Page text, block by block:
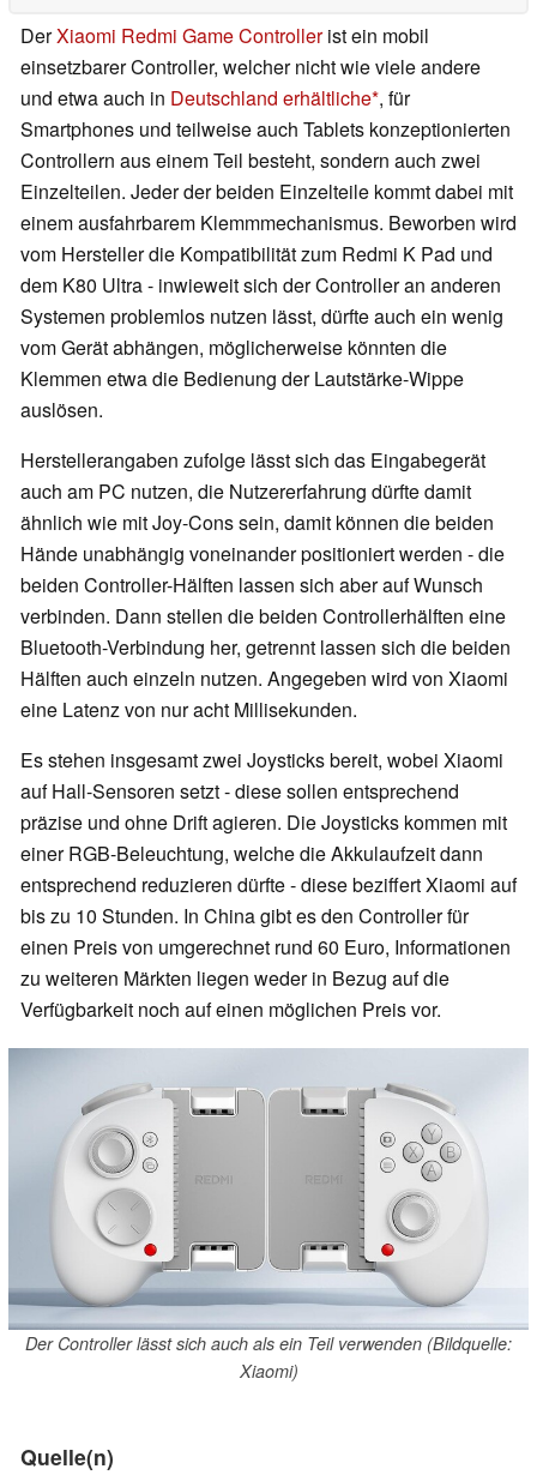
DerXiaomi Redmi Game Controllerist ein mobil
einsetzbarer Controller, welcher nicht wie viele andere
und etwa auch in Deutschland erhältliche , für
Smartphones und teilweise auch Tablets konzeptionierten
Controllern aus einem Teil besteht, sondern auch zwei
Einzelteilen. Jeder der beiden Einzelteile kommt dabei mit
einem ausfahrbarem Klemmmechanismus. Beworben wird
vom Hersteller die Kompatibilität zum Redmi K Pad und
dem K80 Ultra - inwieweit sich der Controller an anderen
Systemen problemlos nutzen lässt, dürfte auch ein wenig
vom Gerät abhängen, möglicherweise könnten die
Klemmen etwa die Bedienung der Lautstärke-Wippe
auslösen.
Herstellerangaben zufolge lässt sich das Eingabegerät
auch am PC nutzen, die Nutzererfahrung dürfte damit
ähnlich wie mit Joy-Cons sein, damit können die beiden
Hände unabhängig voneinander positioniert werden - die
beiden Controller-Hälften lassen sich aber auf Wunsch
verbinden. Dann stellen die beiden Controllerhälften eine
Bluetooth-Verbindung her, getrennt lassen sich die beiden
Hälften auch einzeln nutzen. Angegeben wird von Xiaomi
eine Latenz von nur acht Millisekunden.
Es stehen insgesamt zwei Joysticks bereit, wobei Xiaomi
auf Hall-Sensoren setzt - diese sollen entsprechend
präzise und ohne Drift agieren. Die Joysticks kommen mit
einer RGB-Beleuchtung, welche die Akkulaufzeit dann
entsprechend reduzieren dürfte - diese beziffert Xiaomi auf
bis zu 10 Stunden. In China gibt es den Controller für
einen Preis von umgerechnet rund 60 Euro, Informationen
zu weiteren Märkten liegen weder in Bezug auf die
Verfügbarkeit noch auf einen möglichen Preis vor.
Der Controller lässt sich auch als ein Teil verwenden (Bildquelle:
Xiaomi)
Quelle(n)